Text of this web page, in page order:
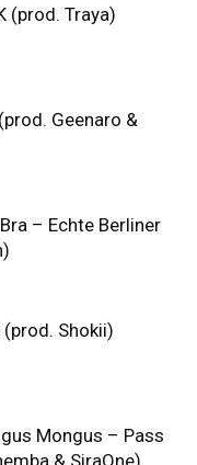
(prod. Traya)
Geenaro &
– Echte Berliner
Shokii)
Mongus – Pass